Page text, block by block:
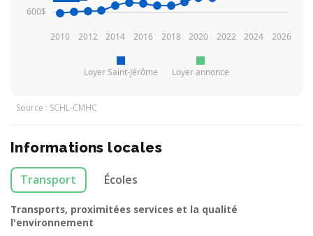
Loyer Saint-Jérôme Loyer annonce
2010 2012 2014 2016 2018 2020 2022 2024 2026
600$
Source : SCHL-CMHC
Informations locales
Transport Écoles
Transports, proximitées services et la qualité
l'environnement